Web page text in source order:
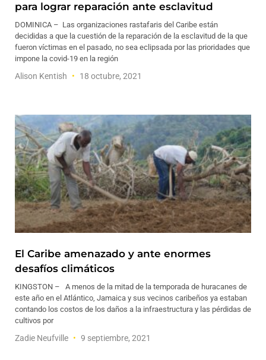
para lograr reparación ante esclavitud
DOMINICA – Las organizaciones rastafaris del Caribe están
decididas a que la cuestión de la reparación de la esclavitud de la que
fueron víctimas en el pasado, no sea eclipsada por las prioridades que
impone la covid-19 en la región
Alison Kentish 18 octubre, 2021
El Caribe amenazado y ante enormes
desafíos climáticos
KINGSTON – A menos de la mitad de la temporada de huracanes de
este año en el Atlántico, Jamaica y sus vecinos caribeños ya estaban
contando los costos de los daños a la infraestructura y las pérdidas de
cultivos por
Zadie Neufville 9 septiembre, 2021